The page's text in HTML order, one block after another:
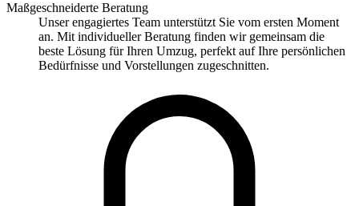
Maßgeschneiderte Beratung
Unser engagiertes Team unterstützt Sie vom ersten Moment
an. Mit individueller Beratung finden wir gemeinsam die
beste Lösung für Ihren Umzug, perfekt auf Ihre persönlichen
Bedürfnisse und Vorstellungen zugeschnitten.